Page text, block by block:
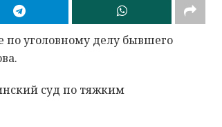
по уголовному делу бывшего
суд по тяжким